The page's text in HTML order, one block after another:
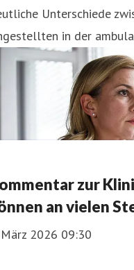
Unterschiede
in der
zur
an vielen
2026 09:30